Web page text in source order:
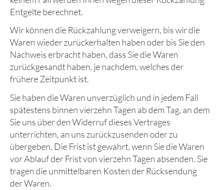
Entgelte berechnet.
Wir können die Rückzahlung verweigern, bis wir die
Waren wieder zurückerhalten haben oder bis Sie den
Nachweis erbracht haben, dass Sie die Waren
zurückgesandt haben, je nachdem, welches der
frühere Zeitpunkt ist.
Sie haben die Waren unverzüglich und in jedem Fall
spätestens binnen vierzehn Tagen ab dem Tag, an dem
Sie uns über den Widerruf dieses Vertrages
unterrichten, an uns zurückzusenden oder zu
übergeben. Die Frist ist gewahrt, wenn Sie die Waren
vor Ablauf der Frist von vierzehn Tagen absenden. Sie
tragen die unmittelbaren Kosten der Rücksendung
der Waren.